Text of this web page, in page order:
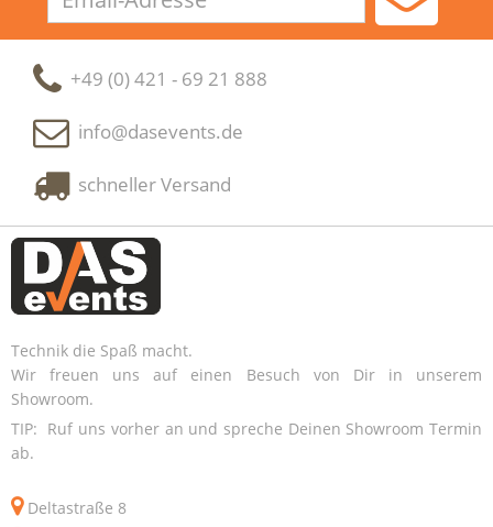
+49 (0) 421 - 69 21 888
info@dasevents.de
schneller Versand
Technik die Spaß macht.
Wir freuen uns auf einen Besuch von Dir in unserem
Showroom.
TIP: Ruf uns vorher an und spreche Deinen Showroom Termin
ab.
Deltastraße 8